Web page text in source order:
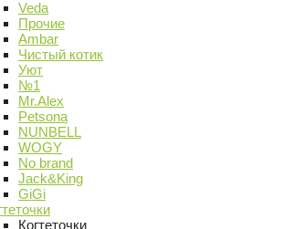
Veda
Прочие
Ambar
Чистый котик
Уют
№1
Mr.Alex
Petsona
NUNBELL
WOGY
No brand
Jack&King
GiGi
Когтеточки